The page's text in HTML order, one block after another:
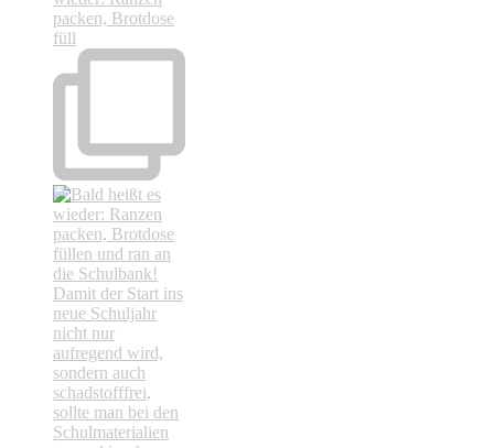
packen, Brotdose
füll